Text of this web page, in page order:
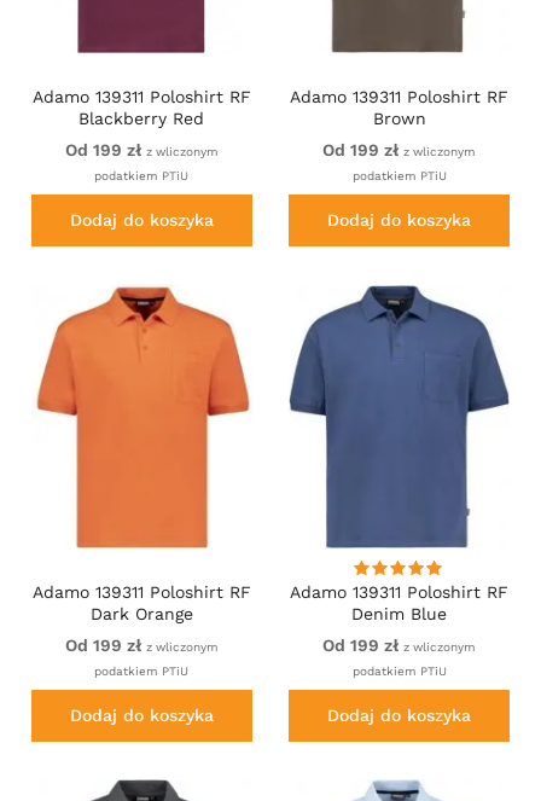
Adamo 139311 Poloshirt RF
Blackberry Red
Od 199 zł z wliczonym
podatkiem PTiU
Dodaj do koszyka
Adamo 139311 Poloshirt RF
Brown
Od 199 zł z wliczonym
podatkiem PTiU
Dodaj do koszyka
Adamo 139311 Poloshirt RF
Dark Orange
Od 199 zł z wliczonym
podatkiem PTiU
Dodaj do koszyka
Adamo 139311 Poloshirt RF
Denim Blue
Od 199 zł z wliczonym
podatkiem PTiU
Dodaj do koszyka